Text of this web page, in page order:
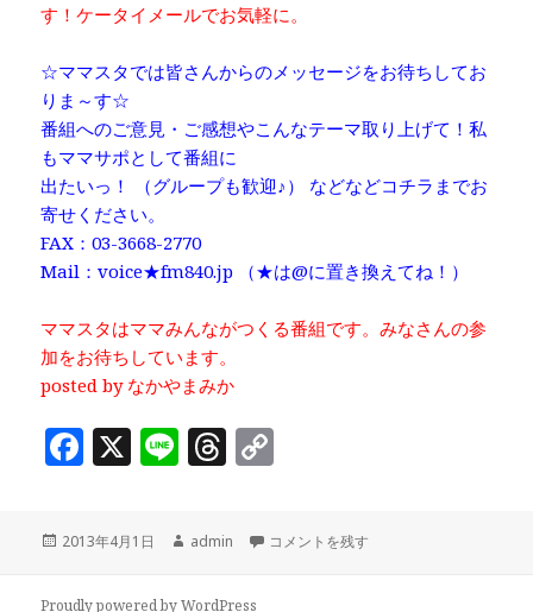
す！ケータイメールでお気軽に。
☆ママスタでは皆さんからのメッセージをお待ちしてお
りま～す☆
番組へのご意見・ご感想やこんなテーマ取り上げて！私
もママサポとして番組に
出たいっ！ （グループも歓迎♪） などなどコチラまでお
寄せください。
FAX：03-3668-2770
Mail：voice★fm840.jp （★は@に置き換えてね！）
ママスタはママみんながつくる番組です。みなさんの参
加をお待ちしています。
posted by なかやまみか
F
c
e
b
X Li
e
T
e
a
p
y
投
2013年4月1日
作
admin 「あなたにとってママ友って？」～前半
コメントを残す
Proudly powered by WordPress